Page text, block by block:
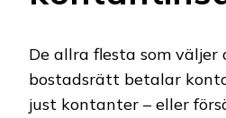
De allra flesta som väljer
bostadsrätt betalar
just kontanter – eller